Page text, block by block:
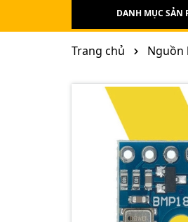
DANH MỤC SẢN
Trang chủ Nguồn